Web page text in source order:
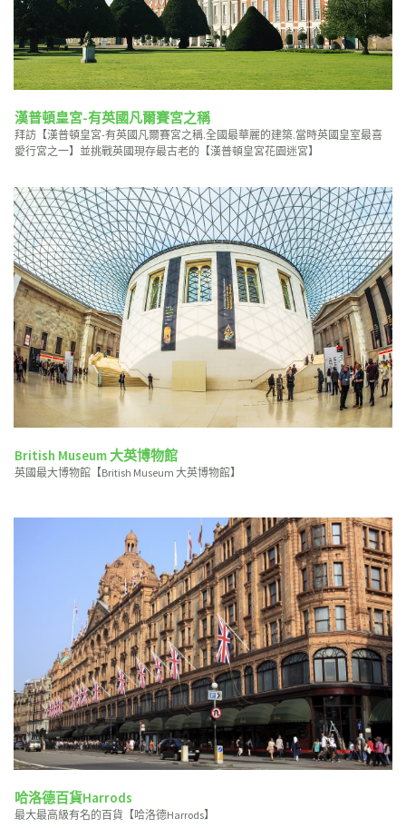
漢普頓皇宮-有英國凡爾賽宮之稱
拜訪【漢普頓皇宮-有英國凡爾賽宮之稱.全國最華麗的建築.當時英國皇室最喜
愛行宮之一】並挑戰英國現存最古老的【漢普頓皇宮花園迷宮】
British Museum 大英博物館
英國最大博物館【British Museum 大英博物館】
哈洛德百貨Harrods
最大最高級有名的百貨【哈洛德Harrods】